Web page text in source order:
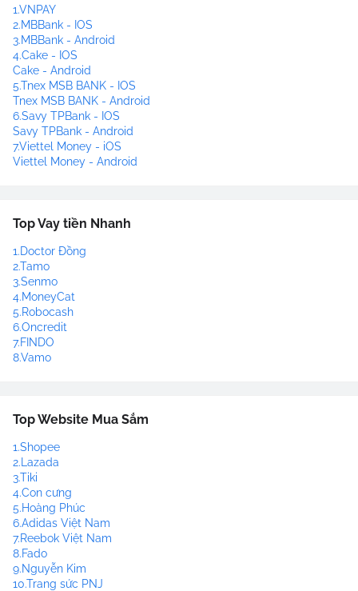
1.VNPAY
2.MBBank - IOS
3.MBBank - Android
4.Cake - IOS
Cake - Android
5.Tnex MSB BANK - IOS
Tnex MSB BANK - Android
6.Savy TPBank - IOS
Savy TPBank - Android
7.Viettel Money - iOS
Viettel Money - Android
Top Vay tiền Nhanh
1.Doctor Đồng
2.Tamo
3.Senmo
4.MoneyCat
5.Robocash
6.Oncredit
7.FINDO
8.Vamo
Top Website Mua Sắm
1.Shopee
2.Lazada
3.Tiki
4.Con cưng
5.Hoàng Phúc
6.Adidas Việt Nam
7.Reebok Việt Nam
8.Fado
9.Nguyễn Kim
10.Trang sức PNJ